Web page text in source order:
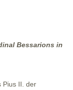
Bessarions in
Pius II. der